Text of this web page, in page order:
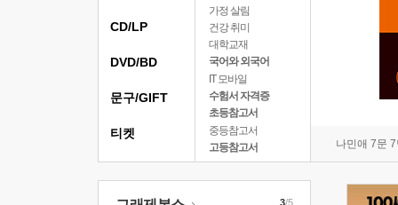
가정 살림
건강 취미
대학교재
국어와 외국어
IT 모바일
수험서 자격증
초등참고서
중등참고서
고등참고서
나민애 7문
CD/LP
DVD/BD
문구/GIFT
티켓
3/5